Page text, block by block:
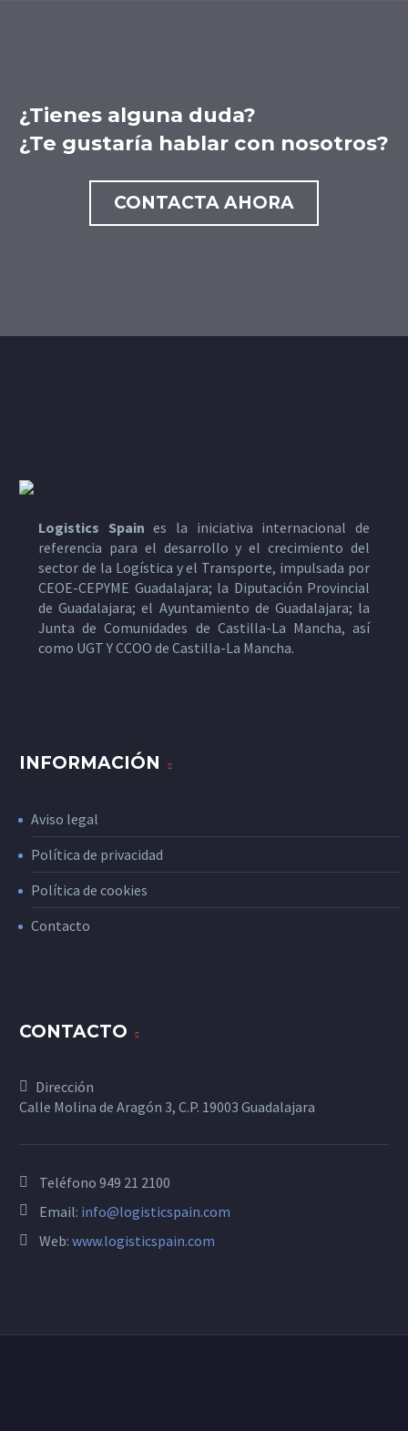
¿Tienes alguna duda?
¿Te gustaría hablar con nosotros?
CONTACTA AHORA
Logistics Spain es la iniciativa internacional de
referencia para el desarrollo y el crecimiento del
sector de la Logística y el Transporte, impulsada por
CEOE-CEPYME Guadalajara; la Diputación Provincial
de Guadalajara; el Ayuntamiento de Guadalajara; la
Junta de Comunidades de Castilla-La Mancha, así
como UGT Y CCOO de Castilla-La Mancha.
INFORMACIÓN
Aviso legal
Política de privacidad
Política de cookies
Contacto
CONTACTO
Dirección
Calle Molina de Aragón 3, C.P. 19003 Guadalajara
Teléfono 949 21 2100
Email: info@logisticspain.com
Web: www.logisticspain.com